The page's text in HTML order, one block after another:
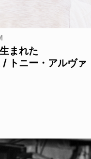
まれた
トニー・アルヴァ